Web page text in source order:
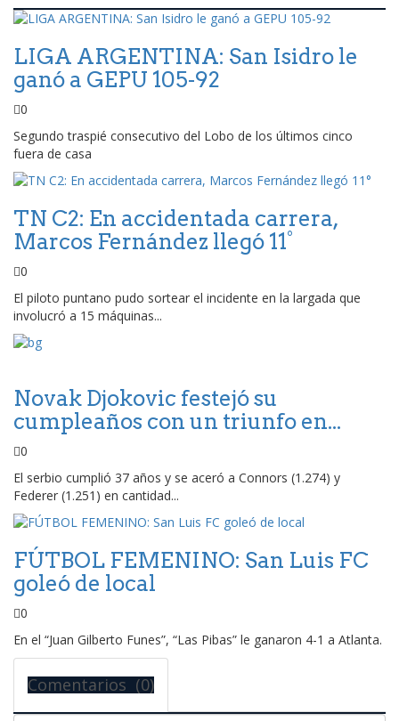
LIGA ARGENTINA: San Isidro le
ganó a GEPU 105-92
0
Segundo traspié consecutivo del Lobo de los últimos cinco
fuera de casa
TN C2: En accidentada carrera,
Marcos Fernández llegó 11°
0
El piloto puntano pudo sortear el incidente en la largada que
involucró a 15 máquinas...
Novak Djokovic festejó su
cumpleaños con un triunfo en...
0
El serbio cumplió 37 años y se aceró a Connors (1.274) y
Federer (1.251) en cantidad...
FÚTBOL FEMENINO: San Luis FC
goleó de local
0
En el “Juan Gilberto Funes”, “Las Pibas” le ganaron 4-1 a Atlanta.
Comentarios (0)